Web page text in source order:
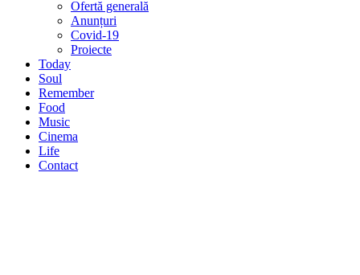
Ofertă generală
Anunțuri
Covid-19
Proiecte
Today
Soul
Remember
Food
Music
Cinema
Life
Contact